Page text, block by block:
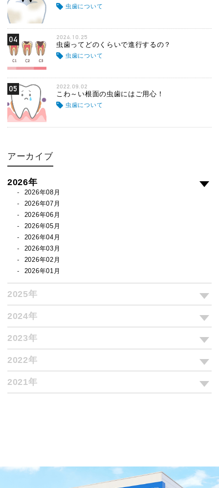
虫歯について
04 2024.10.25
虫歯ってどのくらいで進行するの？
虫歯について
05 2022.09.02
こわ～い根面の虫歯にはご用心！
虫歯について
アーカイブ
2026年
2026年08月
2026年07月
2026年06月
2026年05月
2026年04月
2026年03月
2026年02月
2026年01月
2025年
2024年
2023年
2022年
2021年